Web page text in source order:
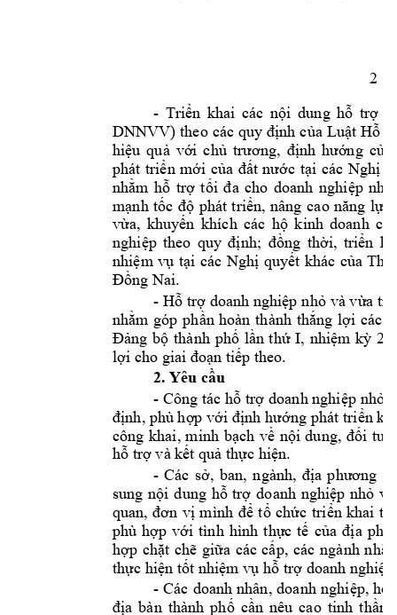
2
- Triển khai các nội dung hỗ trợ
DNNVV) theo các quy định của Luật Hỗ
hiệu quả với chủ trương, định hướng của
phát triển mới của đất nước tại các Nghị
nhằm hỗ trợ tối đa cho doanh nghiệp nhỏ
mạnh tốc độ phát triển, nâng cao năng lực
vừa, khuyến khích các hộ kinh doanh có
nghiệp theo quy định; đồng thời, triển
nhiệm vụ tại các Nghị quyết khác của
Đồng Nai.
- Hỗ trợ doanh nghiệp nhỏ và vừa
nhằm góp phần hoàn thành thắng lợi các
Đảng bộ thành phố lần thứ I, nhiệm kỳ
lợi cho giai đoạn tiếp theo.
2. Yêu cầu
- Công tác hỗ trợ doanh nghiệp nhỏ
định, phù hợp với định hướng phát triển
công khai, minh bạch về nội dung, đối
hỗ trợ và kết quả thực hiện.
- Các sở, ban, ngành, địa phương
sung nội dung hỗ trợ doanh nghiệp nhỏ
quan, đơn vị mình để tổ chức triển khai
phù hợp với tình hình thực tế của địa
hợp chặt chẽ giữa các cấp, các ngành
thực hiện tốt nhiệm vụ hỗ trợ doanh
- Các doanh nhân, doanh nghiệp, hộ
địa bàn thành phố cần nêu cao tinh thần